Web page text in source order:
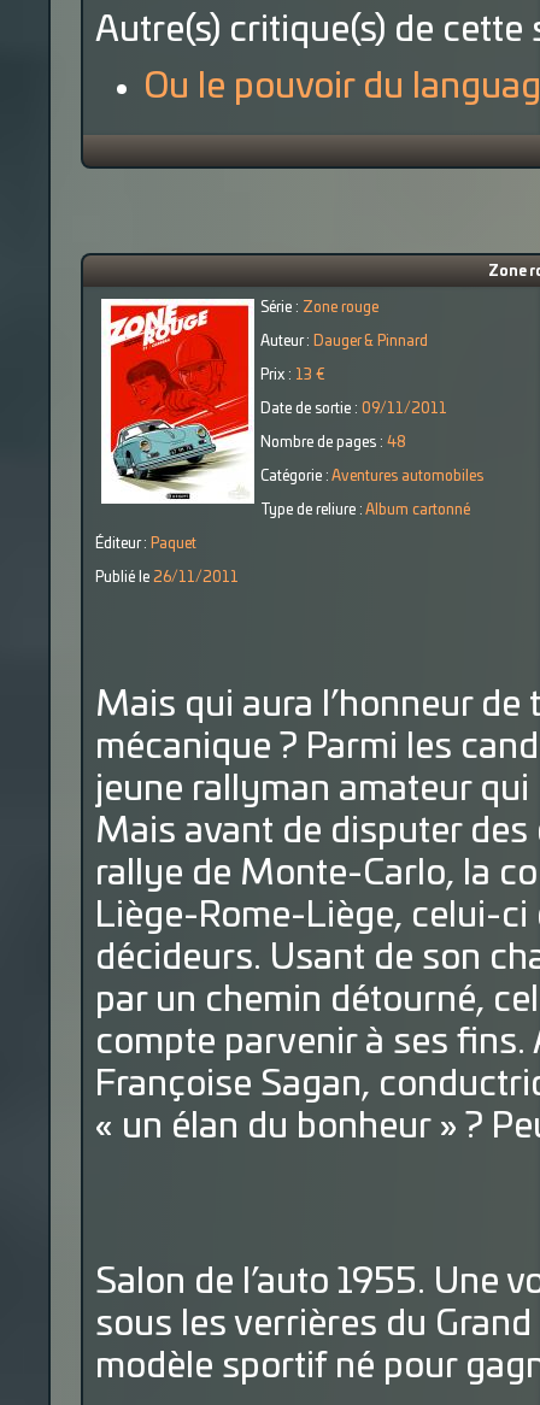
Autre(s) critique(s) de cette
Ou le pouvoir du
Zone
Série : Zone rouge
Auteur : Dauger & Pinnard
Prix : 13 €
Date de sortie : 09/11/2011
Nombre de pages : 48
Catégorie : Aventures automobiles
Type de reliure : Album cartonné
Éditeur : Paquet
Publié le 26/11/2011
Mais qui aura l’honneur
mécanique ? Parmi les
jeune rallyman amateur
Mais avant de disputer
rallye de Monte-Carlo, la
Liège-Rome-Liège, celui-ci
décideurs. Usant de son
par un chemin détourné,
compte parvenir à ses fins.
Françoise Sagan,
« un élan du bonheur » ?
Salon de l’auto 1955. Une
sous les verrières du
modèle sportif né pour